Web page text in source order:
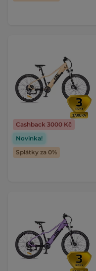
Cashback 3000 Kč
Novinka!
Splátky za 0%